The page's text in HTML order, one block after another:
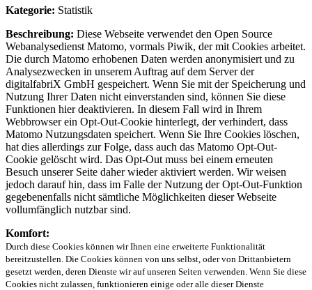
Kategorie: Statistik
Beschreibung: Diese Webseite verwendet den Open Source
Webanalysedienst Matomo, vormals Piwik, der mit Cookies arbeitet.
Die durch Matomo erhobenen Daten werden anonymisiert und zu
Analysezwecken in unserem Auftrag auf dem Server der
digitalfabriX GmbH gespeichert. Wenn Sie mit der Speicherung und
Nutzung Ihrer Daten nicht einverstanden sind, können Sie diese
Funktionen hier deaktivieren. In diesem Fall wird in Ihrem
Webbrowser ein Opt-Out-Cookie hinterlegt, der verhindert, dass
Matomo Nutzungsdaten speichert. Wenn Sie Ihre Cookies löschen,
hat dies allerdings zur Folge, dass auch das Matomo Opt-Out-
Cookie gelöscht wird. Das Opt-Out muss bei einem erneuten
Besuch unserer Seite daher wieder aktiviert werden. Wir weisen
jedoch darauf hin, dass im Falle der Nutzung der Opt-Out-Funktion
gegebenenfalls nicht sämtliche Möglichkeiten dieser Webseite
vollumfänglich nutzbar sind.
Komfort:
Durch diese Cookies können wir Ihnen eine erweiterte Funktionalität
bereitzustellen. Die Cookies können von uns selbst, oder von Drittanbietern
gesetzt werden, deren Dienste wir auf unseren Seiten verwenden. Wenn Sie diese
Cookies nicht zulassen, funktionieren einige oder alle dieser Dienste